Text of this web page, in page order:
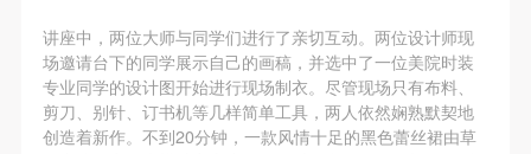
讲座中，两位大师与同学们进行了亲切互动。两位设计师现
场邀请台下的同学展示自己的画稿，并选中了一位美院时装
专业同学的设计图开始进行现场制衣。尽管现场只有布料、
剪刀、别针、订书机等几样简单工具，两人依然娴熟默契地
创造着新作。不到20分钟，一款风情十足的黑色蕾丝裙由草
参加本次活动人员应该是成年人（具有完全民事行为
能力的人，18周岁以上）未成年人必须在成年人的陪
同下参观。
第四条
参加本次活动人员应该是成年人（具有完全民事行为
能力的人，18周岁以上）未成年人必须在成年人的陪
同下参观。
第四条
参加本次活动人员应该是成年人（具有完全民事行为
能力的人，18周岁以上）未成年人必须在成年人的陪
同下参观。
第四条
验证码
登录
可使用雅昌艺术网会员账户登录